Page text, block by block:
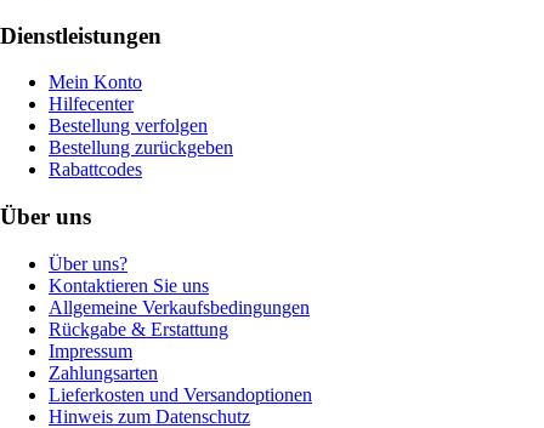
Dienstleistungen
Mein Konto
Hilfecenter
Bestellung verfolgen
Bestellung zurückgeben
Rabattcodes
Über uns
Über uns?
Kontaktieren Sie uns
Allgemeine Verkaufsbedingungen
Rückgabe & Erstattung
Impressum
Zahlungsarten
Lieferkosten und Versandoptionen
Hinweis zum Datenschutz